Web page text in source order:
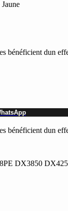
dun
dun
DX3850